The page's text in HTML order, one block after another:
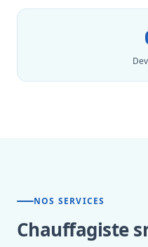
NOS SERVICES
Chauffagiste